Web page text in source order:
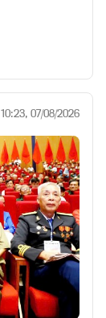
10:23, 07/08/2026